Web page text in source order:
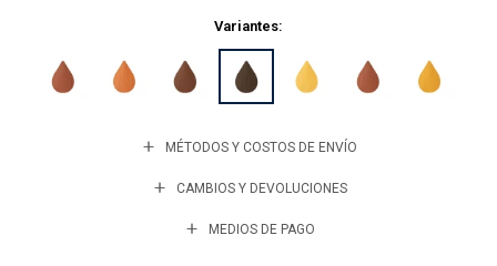
Variantes:
MÉTODOS Y COSTOS DE ENVÍO
CAMBIOS Y DEVOLUCIONES
MEDIOS DE PAGO